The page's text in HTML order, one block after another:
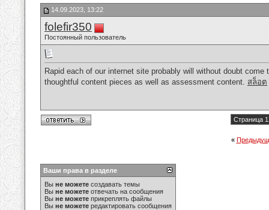
14.09.2023, 13:22
folefir350
Постоянный пользователь
Rapid each of our internet site probably will without doubt
thoughtful content pieces as well as assessment content. สล็อต
Страница
«
Ваши права в разделе
Вы не можете создавать темы
Вы не можете отвечать на сообщения
Вы не можете прикреплять файлы
Вы не можете редактировать сообщения